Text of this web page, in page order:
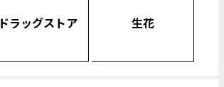
ドラッグストア 生花